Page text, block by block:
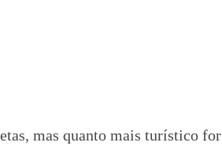
mas quanto mais turístico